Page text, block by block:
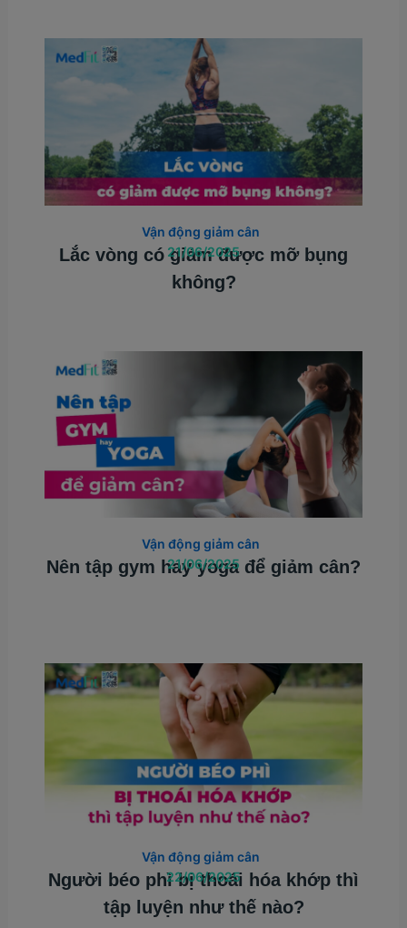
Lắc vòng có giảm được mỡ bụng
không?
Vận động giảm cân
21/06/2025
Nên tập gym hay yoga để giảm cân?
Vận động giảm cân
21/06/2025
Người béo phì bị thoái hóa khớp thì
tập luyện như thế nào?
Vận động giảm cân
22/06/2025